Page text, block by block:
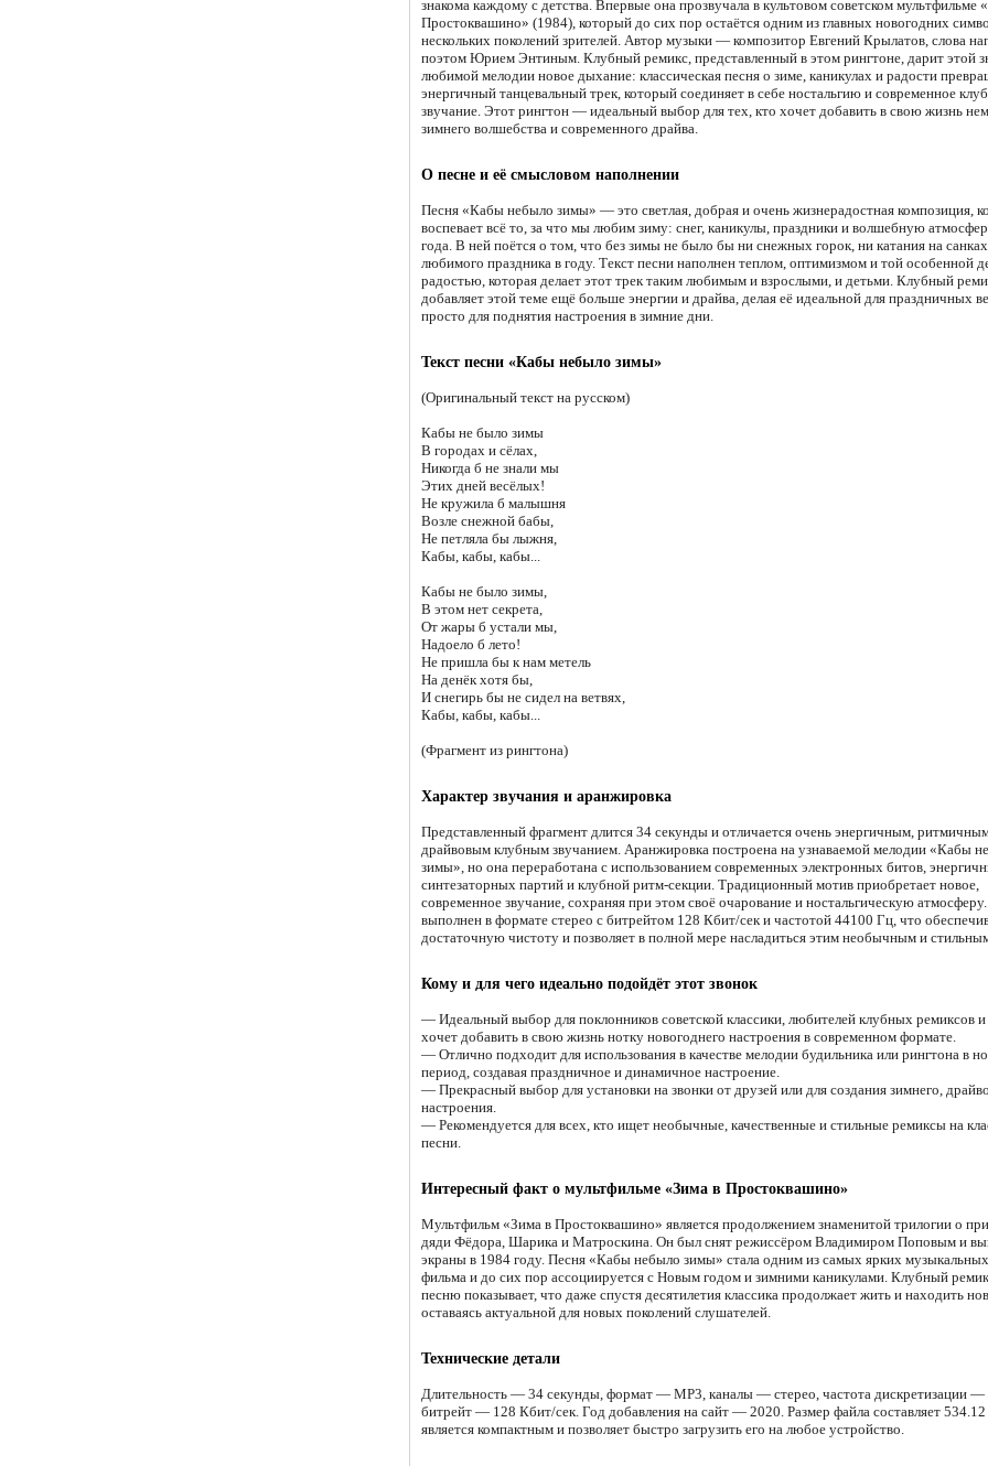
знакома каждому с детства. Впервые она прозвучала в культовом советском мультфильме
Простоквашино» (1984), который до сих пор остаётся одним из главных новогодних
нескольких поколений зрителей. Автор музыки — композитор Евгений Крылатов, слова
поэтом Юрием Энтиным. Клубный ремикс, представленный в этом рингтоне, дарит этой
любимой мелодии новое дыхание: классическая песня о зиме, каникулах и радости
энергичный танцевальный трек, который соединяет в себе ностальгию и современное
звучание. Этот рингтон — идеальный выбор для тех, кто хочет добавить в свою жизнь
зимнего волшебства и современного драйва.
О песне и её смысловом наполнении
Песня «Кабы небыло зимы» — это светлая, добрая и очень жизнерадостная композиция,
воспевает всё то, за что мы любим зиму: снег, каникулы, праздники и волшебную
года. В ней поётся о том, что без зимы не было бы ни снежных горок, ни катания на
любимого праздника в году. Текст песни наполнен теплом, оптимизмом и той особенной
радостью, которая делает этот трек таким любимым и взрослыми, и детьми. Клубный
добавляет этой теме ещё больше энергии и драйва, делая её идеальной для праздничных
просто для поднятия настроения в зимние дни.
Текст песни «Кабы небыло зимы»
(Оригинальный текст на русском)
Кабы не было зимы
В городах и сёлах,
Никогда б не знали мы
Этих дней весёлых!
Не кружила б малышня
Возле снежной бабы,
Не петляла бы лыжня,
Кабы, кабы, кабы...
Кабы не было зимы,
В этом нет секрета,
От жары б устали мы,
Надоело б лето!
Не пришла бы к нам метель
На денёк хотя бы,
И снегирь бы не сидел на ветвях,
Кабы, кабы, кабы...
(Фрагмент из рингтона)
Характер звучания и аранжировка
Представленный фрагмент длится 34 секунды и отличается очень энергичным,
драйвовым клубным звучанием. Аранжировка построена на узнаваемой мелодии «Кабы
зимы», но она переработана с использованием современных электронных битов,
синтезаторных партий и клубной ритм-секции. Традиционный мотив приобретает новое,
современное звучание, сохраняя при этом своё очарование и ностальгическую
выполнен в формате стерео с битрейтом 128 Кбит/сек и частотой 44100 Гц, что
достаточную чистоту и позволяет в полной мере насладиться этим необычным и
Кому и для чего идеально подойдёт этот звонок
— Идеальный выбор для поклонников советской классики, любителей клубных ремиксов и
хочет добавить в свою жизнь нотку новогоднего настроения в современном формате.
— Отлично подходит для использования в качестве мелодии будильника или рингтона в
период, создавая праздничное и динамичное настроение.
— Прекрасный выбор для установки на звонки от друзей или для создания зимнего,
настроения.
— Рекомендуется для всех, кто ищет необычные, качественные и стильные ремиксы на
песни.
Интересный факт о мультфильме «Зима в Простоквашино»
Мультфильм «Зима в Простоквашино» является продолжением знаменитой трилогии о
дяди Фёдора, Шарика и Матроскина. Он был снят режиссёром Владимиром Поповым и
экраны в 1984 году. Песня «Кабы небыло зимы» стала одним из самых ярких
фильма и до сих пор ассоциируется с Новым годом и зимними каникулами. Клубный
песню показывает, что даже спустя десятилетия классика продолжает жить и находить
оставаясь актуальной для новых поколений слушателей.
Технические детали
Длительность — 34 секунды, формат — MP3, каналы — стерео, частота дискретизации
битрейт — 128 Кбит/сек. Год добавления на сайт — 2020. Размер файла составляет
является компактным и позволяет быстро загрузить его на любое устройство.